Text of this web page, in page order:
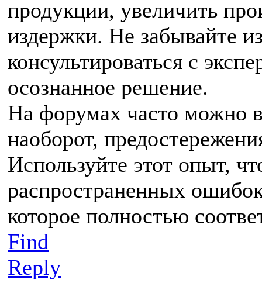
продукции, увеличить
издержки. Не забывайте
консультироваться с
осознанное решение.
На форумах часто можно
наоборот,
Используйте этот опыт,
распространенных
которое полностью
Find
Reply